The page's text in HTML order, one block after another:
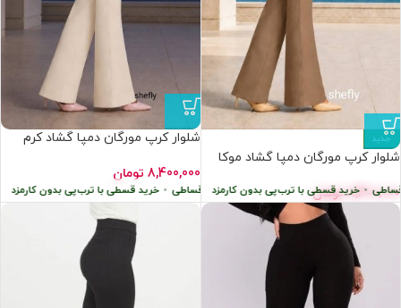
پرداخت اقساطی • خرید قسطی با ترب‌پی • خرید قسطی با ترب‌پی بدون کارمزد
جدید
شلوار کرپ مورگان دمپا گشاد موکا
8,400,000 تومان پرداخت اقساطی • خرید قسطی با ترب‌پی بدون کارمزد ترب‌پی بدون کارمزد
شلوار کرپ مورگان دمپا گشاد کرم
8,400,000 تومان